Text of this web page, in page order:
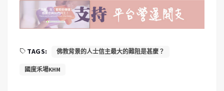
TAGS: 佛教背景的人士信主最大的難阻是甚麼？
國度禾場KHM